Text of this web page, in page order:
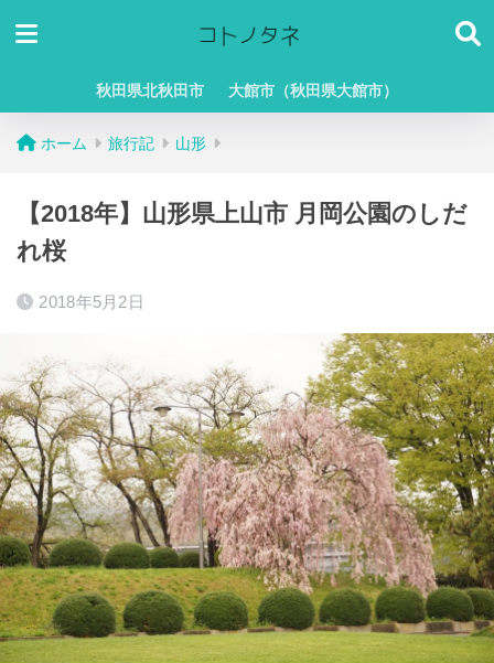
秋田県北秋田市 大館市（秋田県大館市）
ホーム 旅行記 山形
【2018年】山形県上山市 月岡公園のしだ
れ桜
2018年5月2日